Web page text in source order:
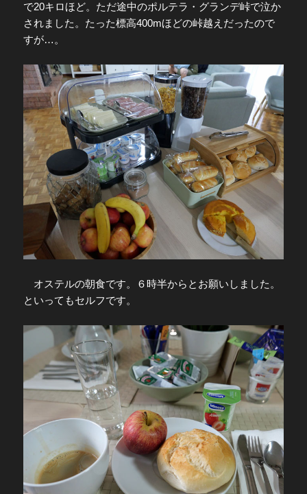
で20キロほど。ただ途中のポルテラ・グランデ峠で泣か
されました。たった標高400mほどの峠越えだったので
すが…。
オステルの朝食です。６時半からとお願いしました。
といってもセルフです。